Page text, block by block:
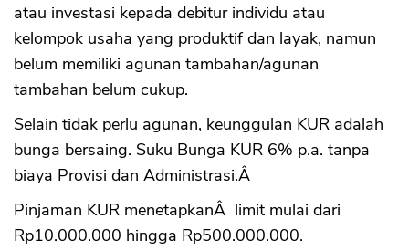
atau investasi kepada debitur individu atau
kelompok usaha yang produktif dan layak, namun
belum memiliki agunan tambahan/agunan
tambahan belum cukup.
Selain tidak perlu agunan, keunggulan KUR adalah
bunga bersaing. Suku Bunga KUR 6% p.a. tanpa
biaya Provisi dan Administrasi.Â
Pinjaman KUR menetapkanÂ limit mulai dari
Rp10.000.000 hingga Rp500.000.000.